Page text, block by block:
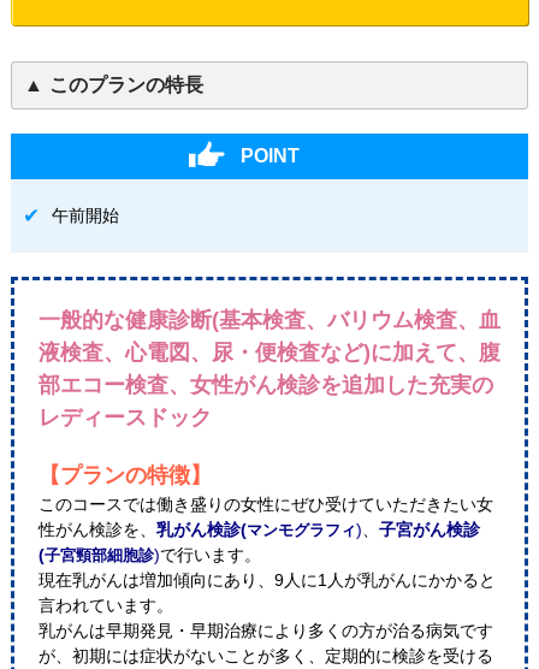
このプランの特長
POINT
午前開始
一般的な健康診断(基本検査、バリウム検査、血
液検査、心電図、尿・便検査など)に加えて、腹
部エコー検査、女性がん検診を追加した充実の
レディースドック
【プランの特徴】
このコースでは働き盛りの女性にぜひ受けていただきたい女
性がん検診を、 乳がん検診(マンモグラフィ)、 ⼦宮がん検診
(⼦宮頸部細胞診)で行います。
現在乳がんは増加傾向にあり、9人に1人が乳がんにかかると
言われています。
乳がんは早期発見・早期治療により多くの方が治る病気です
が、初期には症状がないことが多く、定期的に検診を受ける